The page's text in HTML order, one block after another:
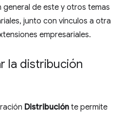
de este y otros temas
junto con vínculos a otra
empresariales.
la distribución
Distribución te permite